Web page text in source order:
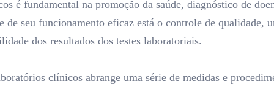
é fundamental na promoção da saúde, diagnóstico de
de seu funcionamento eficaz está o controle de qualidade,
dos resultados dos testes laboratoriais.
clínicos abrange uma série de medidas e